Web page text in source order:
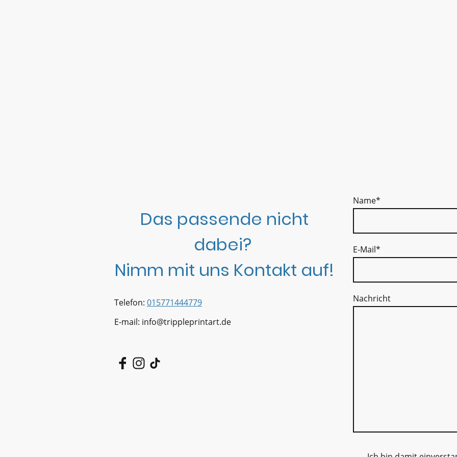
Das passende nicht
dabei?
Nimm mit uns Kontakt auf!
Telefon: 015771444779
E-mail: info@trippleprintart.de
Name*
E-Mail*
Nachricht